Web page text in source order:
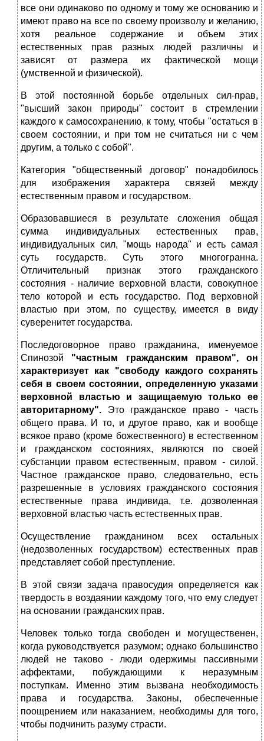
все они одинаково по одному и тому же основанию и
имеют право на все по своему произволу и желанию,
хотя реальное содержание и объем этих
естественных прав разных людей различны и
зависят от размера их фактической мощи
(умственной и физической).
В этой постоянной борьбе отдельных сил-прав,
"высший закон природы" состоит в стремлении
каждого к самосохранению, к тому, чтобы "остаться в
своем состоянии, и при том не считаться ни с чем
другим, а только с собой".
Категория "общественный договор" понадобилось
для изображения характера связей между
естественным правом и государством.
Образовавшиеся в результате сложения общая
сумма индивидуальных естественных прав,
индивидуальных сил, "мощь народа" и есть самая
суть государств. Суть этого многогранна.
Отличительный признак этого гражданского
состояния - наличие верховной власти, совокупное
тело которой и есть государство. Под верховной
властью при этом, по существу, имеется в виду
суверенитет государства.
Последоговорное право гражданина, именуемое
Спинозой "частным гражданским правом", он
характеризует как "свободу каждого сохранять
себя в своем состоянии, определенную указами
верховной властью и защищаемую только ее
авторитарному". Это гражданское право - часть
общего права. И то, и другое право, как и вообще
всякое право (кроме божественного) в естественном
и гражданском состояниях, являются по своей
субстанции правом естественным, правом - силой.
Частное гражданское право, следовательно, есть
разрешенные в условиях гражданского состояния
естественные права индивида, т.е. дозволенная
верховной властью часть естественных прав.
Осуществление гражданином всех остальных
(недозволенных государством) естественных прав
представляет собой преступление.
В этой связи задача правосудия определяется как
твердость в воздаянии каждому того, что ему следует
на основании гражданских прав.
Человек только тогда свободен и могущественен,
когда руководствуется разумом; однако большинство
людей не таково - люди одержимы пассивными
аффектами, побуждающими к неразумным
поступкам. Именно этим вызвана необходимость
права и государства. Законы, обеспеченные
поощрением или наказанием, необходимы для того,
чтобы подчинить разуму страсти.